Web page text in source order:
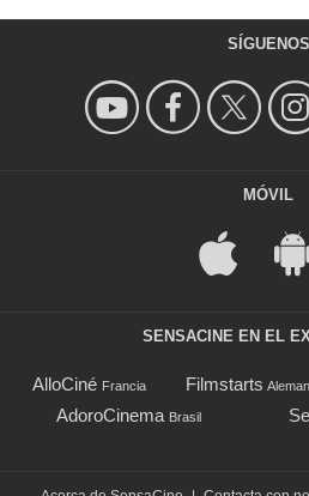
SÍGUENOS
MÓVIL
SENSACINE EN EL
AlloCiné Francia Filmstarts
AdoroCinema Brasil